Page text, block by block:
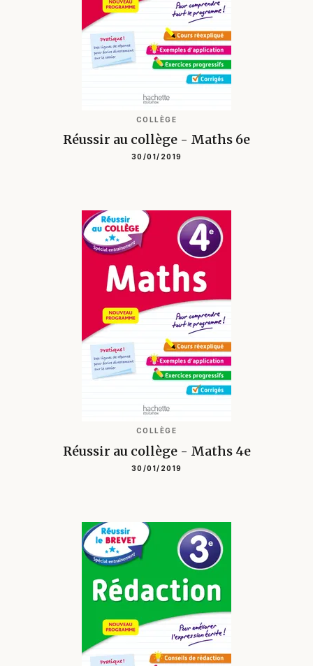
COLLÈGE
Réussir au collège - Maths 6e
30/01/2019
COLLÈGE
Réussir au collège - Maths 4e
30/01/2019